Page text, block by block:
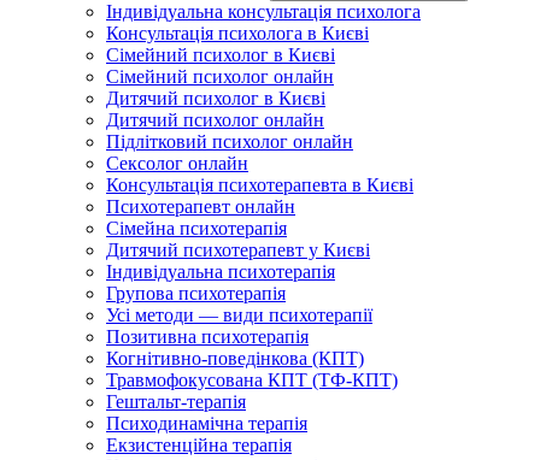
Індивідуальна консультація психолога
Консультація психолога в Києві
Сімейний психолог в Києві
Сімейний психолог онлайн
Дитячий психолог в Києві
Дитячий психолог онлайн
Підлітковий психолог онлайн
Сексолог онлайн
Консультація психотерапевта в Києві
Психотерапевт онлайн
Сімейна психотерапія
Дитячий психотерапевт у Києві
Індивідуальна психотерапія
Групова психотерапія
Усі методи — види психотерапії
Позитивна психотерапія
Когнітивно-поведінкова (КПТ)
Травмофокусована КПТ (ТФ-КПТ)
Гештальт-терапія
Психодинамічна терапія
Екзистенційна терапія